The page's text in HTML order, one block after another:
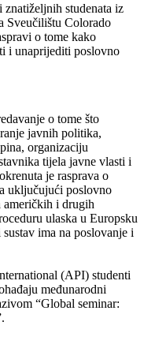
studenata iz
Sveučilištu Colorado
o tome kako
i unaprijediti poslovno
o tome što
javnih politika,
organizaciju
tijela javne vlasti i
je rasprava o
uključujući poslovno
američkih i drugih
ulaska u Europsku
ima na poslovanje i
(API) studenti
međunarodni
“Global seminar: